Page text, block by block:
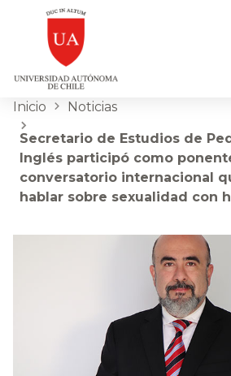
Inicio Noticias
Secretario de Estudios de
Inglés participó como
conversatorio internacional
hablar sobre sexualidad con